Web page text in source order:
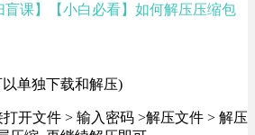
盲课】【小白必看】如何解压压缩包
单独下载和解压)
开文件 > 输入密码 >解压文件 > 解压